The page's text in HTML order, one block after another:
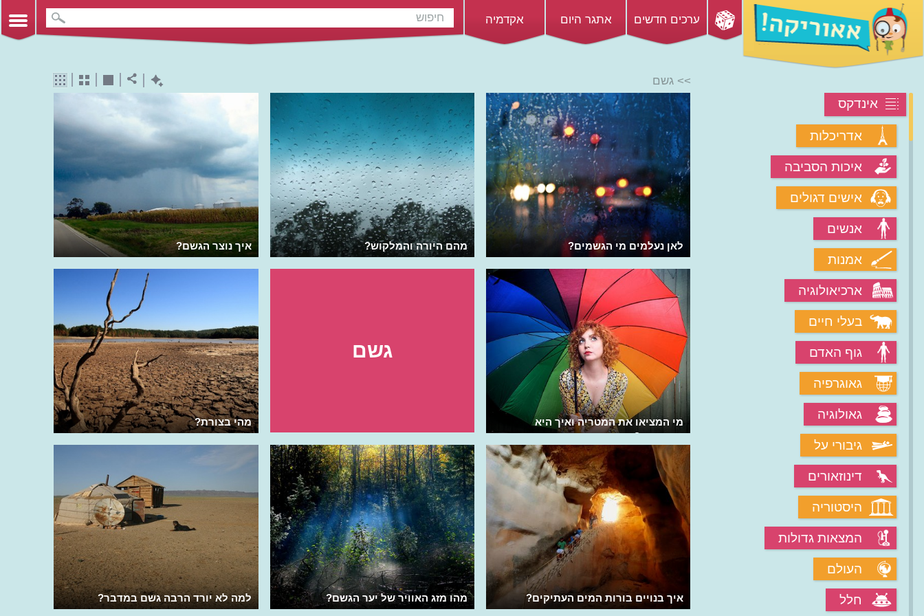
ערכים חדשים אתגר היום אקדמיה
אינדקס
אדריכלות
איכות הסביבה
אישים דגולים
אנשים
אמנות
ארכיאולוגיה
בעלי חיים
גוף האדם
גאוגרפיה
גאולוגיה
גיבורי על
דינוזאורים
היסטוריה
המצאות גדולות
העולם
חלל
>> גשם
איך נוצר הגשם? מהם היורה והמלקוש? לאן נעלמים מי הגשמים?
מהי בצורת?
גשם
מי המציאו את המטריה ואיך היא
התפתחה?
למה לא יורד הרבה גשם במדבר? מהו מזג האוויר של יער הגשם? איך בנויים בורות המים העתיקים?
למה יש עננים לבנים ואפורים?
מהו שבר ענן?
מה גורם לשבר ענן?